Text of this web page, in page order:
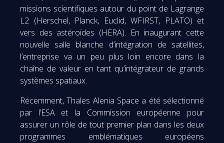
missions scientifiques autour du point de Lagrange
L2 (Herschel, Planck, Euclid, WFIRST, PLATO) et
vers des astéroïdes (HERA). En inaugurant cette
nouvelle salle blanche d’intégration de satellites,
l’entreprise va un peu plus loin encore dans la
chaîne de valeur en tant qu’intégrateur de grands
systèmes spatiaux.
Récemment, Thales Alenia Space a été sélectionné
par l’ESA et la Commission européenne pour
assurer un rôle de tout premier plan dans les deux
programmes emblématiques européens